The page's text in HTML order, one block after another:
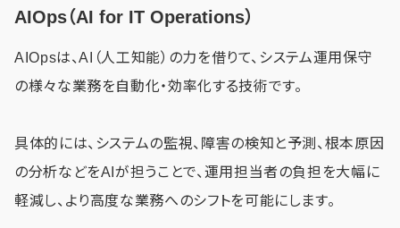
AIOps（AI for IT Operations）
AIOpsは、AI（人工知能）の力を借りて、システム運用保守
の様々な業務を自動化・効率化する技術です。
具体的には、システムの監視、障害の検知と予測、根本原因
の分析などをAIが担うことで、運用担当者の負担を大幅に
軽減し、より高度な業務へのシフトを可能にします。